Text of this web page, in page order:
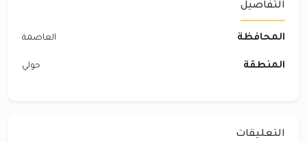
التفاصيل
المحافظة العاصمة
المنطقة حولي
التعليقات